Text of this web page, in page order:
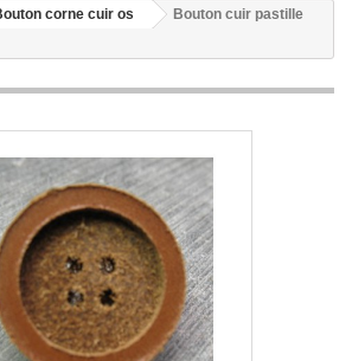
corne cuir os
Bouton cuir pastille